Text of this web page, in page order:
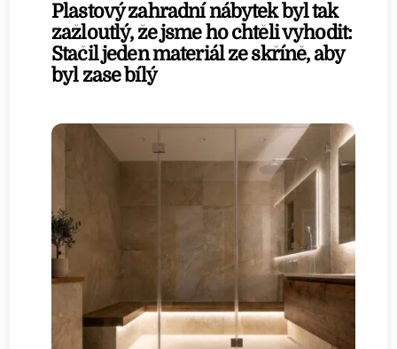
Plastový zahradní nábytek byl tak
zažloutlý, že jsme ho chtěli vyhodit:
Stačil jeden materiál ze skříně, aby
byl zase bílý